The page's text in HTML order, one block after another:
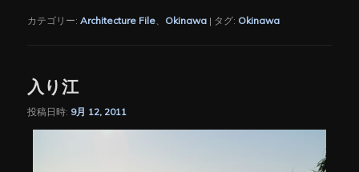
カテゴリー: Architecture File Okinawa | タグ: Okinawa
入り江
投稿日時: 9月 12, 2011